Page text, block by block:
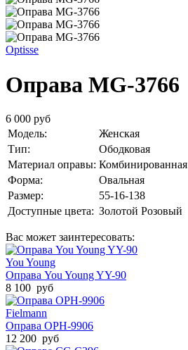
Optisse
Оправа MG-3766
6 000 руб
Модель:
Женская
Тип:
Ободковая
Материал оправы: Комбинированная
Форма:
Овальная
Размер:
55-16-138
Доступные цвета: Золотой Розовый
Вас может заинтересовать:
You Young
Оправа You Young YY-90
8 100 руб
Fielmann
Оправа ОРН-9906
12 200 руб